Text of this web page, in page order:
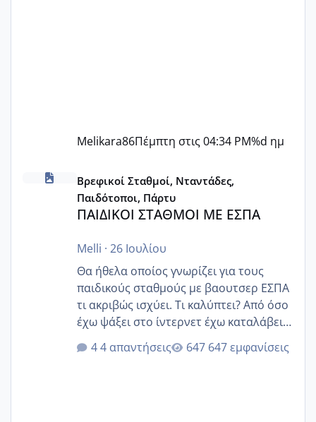
Melikara86Πέμπτη στις 04:34 PM%d ημ
ΠΑΙΔΙΚΟΙ ΣΤΑΘΜΟΙ ΜΕ ΕΣΠΑ
Βρεφικοί Σταθμοί, Νταντάδες,
Παιδότοποι, Πάρτυ
ΠΑΙΔΙΚΟΙ ΣΤΑΘΜΟΙ ΜΕ ΕΣΠΑ
Melli · 26 Ιουλίου
Θα ήθελα οποίος γνωρίζει για τους
παιδικούς σταθμούς με βαουτσερ ΕΣΠΑ
τι ακριβώς ισχύει. Τι καλύπτει? Από όσο
έχω ψάξει στο ίντερνετ έχω καταλάβει
ότι το βαουτσερ καλύπτει όλα τα
δίδακτρα και τα τροφεια του ιδιωτικού
4 απαντήσεις 647 εμφανίσεις